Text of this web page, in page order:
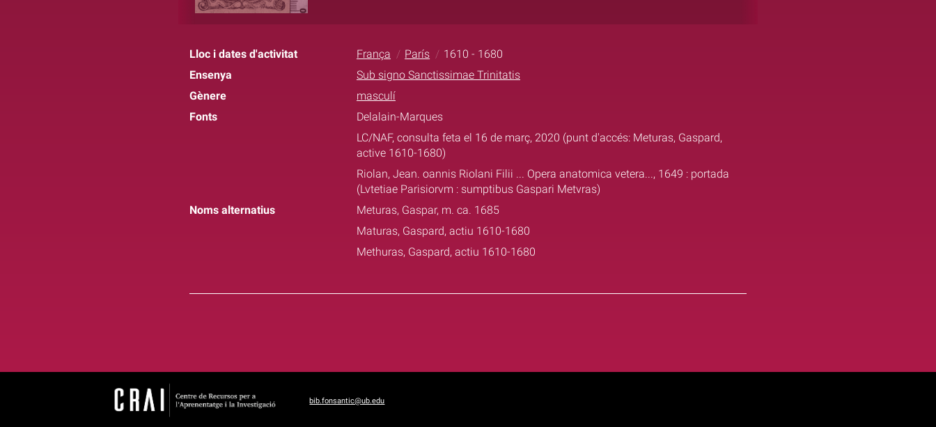
Lloc i dates d'activitat França París
1610 - 1680
Ensenya
Sub signo Sanctissimae Trinitatis
Gènere
masculí
Fonts
Delalain-Marques
LC/NAF, consulta feta el 16 de març, 2020 (punt d'accés: Meturas, Gaspard,
active 1610-1680)
Riolan, Jean. oannis Riolani Filii ... Opera anatomica vetera..., 1649 : portada
(Lvtetiae Parisiorvm : sumptibus Gaspari Metvras)
Noms alternatius
Meturas, Gaspar, m. ca. 1685
Maturas, Gaspard, actiu 1610-1680
Methuras, Gaspard, actiu 1610-1680
bib.fonsantic@ub.edu